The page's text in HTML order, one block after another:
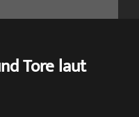
Tore laut